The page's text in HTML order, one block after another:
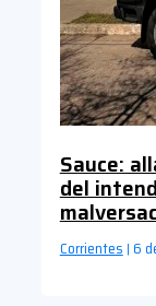
Sauce:
del
Corrientes | 6